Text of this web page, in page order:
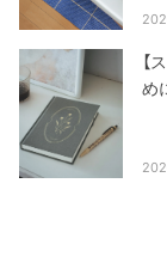
【
め